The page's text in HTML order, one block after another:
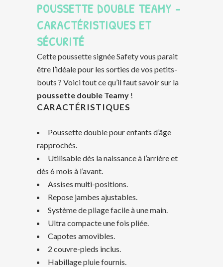
POUSSETTE DOUBLE TEAMY –
CARACTÉRISTIQUES ET
SÉCURITÉ
Cette poussette signée Safety vous parait
être l’idéale pour les sorties de vos petits-
bouts ? Voici tout ce qu’il faut savoir sur la
poussette double Teamy !
CARACTÉRISTIQUES
Poussette double pour enfants d’âge
rapprochés.
Utilisable dès la naissance à l’arrière et
dès 6 mois à l’avant.
Assises multi-positions.
Repose jambes ajustables.
Système de pliage facile à une main.
Ultra compacte une fois pliée.
Capotes amovibles.
2 couvre-pieds inclus.
Habillage pluie fournis.